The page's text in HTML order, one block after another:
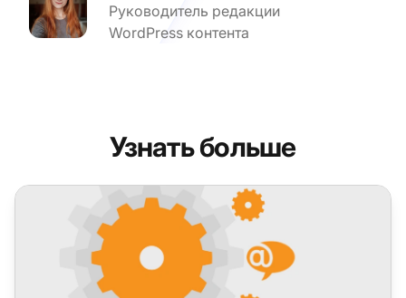
Руководитель редакции
WordPress контента
Узнать больше
LiveAgent 5.33 – Важные улучшения интерфейса и